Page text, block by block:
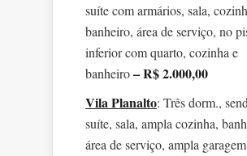
suíte com armários, sala,
banheiro, área de serviço, no
inferior com quarto, cozinha e
banheiro– R$ 2.000,00
Vila Planalto: Três dorm.,
suíte, sala, ampla cozinha,
área de serviço, ampla